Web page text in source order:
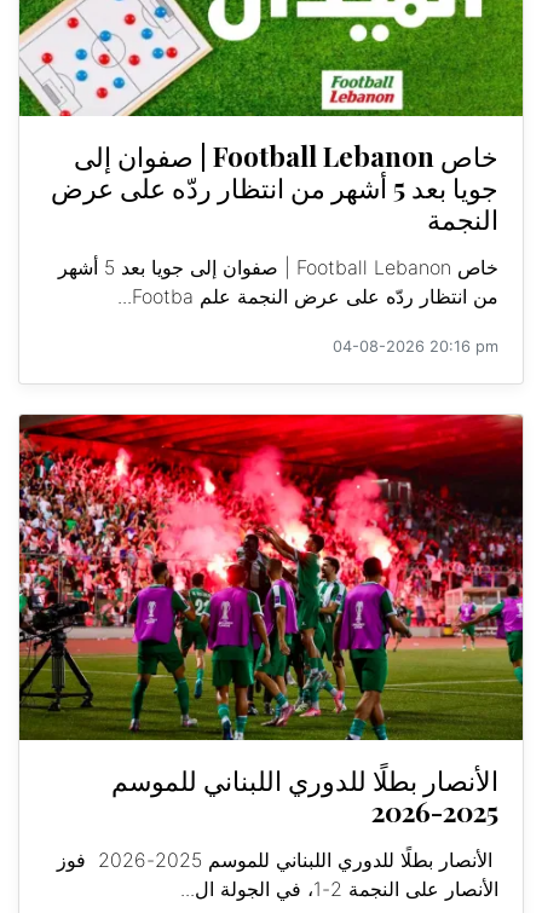
خاص Football Lebanon | صفوان إلى
جويا بعد 5 أشهر من انتظار ردّه على عرض
النجمة
خاص Football Lebanon | صفوان إلى جويا بعد 5 أشهر
من انتظار ردّه على عرض النجمة علم Footba...
04-08-2026 20:16 pm
الأنصار بطلًا للدوري اللبناني للموسم
2025-2026
الأنصار بطلًا للدوري اللبناني للموسم 2025-2026 فوز
الأنصار على النجمة 2-1، في الجولة ال...